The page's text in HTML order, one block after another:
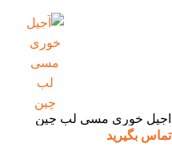
آجیل خوری مسی لب چین
تماس بگیرید